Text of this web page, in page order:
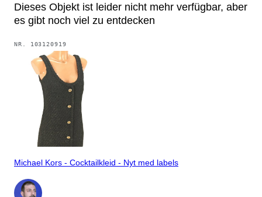
Dieses Objekt ist leider nicht mehr verfügbar, aber
es gibt noch viel zu entdecken
NR. 103120919
Michael Kors - Cocktailkleid - Nyt med labels